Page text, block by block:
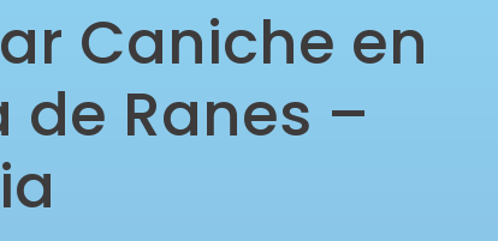
Caniche en
de Ranes –